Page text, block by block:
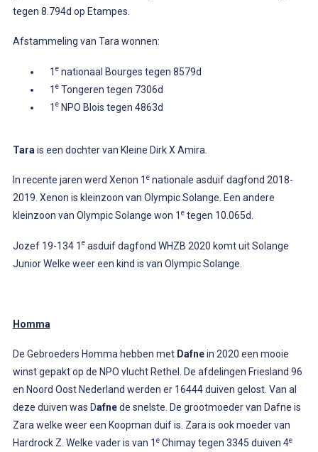
tegen 8.794d op Etampes.
Afstammeling van Tara wonnen:
1 enationaal Bourges tegen 8579d
1 eTongeren tegen 7306d
1 eNPO Blois tegen 4863d
Tara is een dochter van Kleine Dirk X Amira.
In recente jaren werd Xenon 1 enationale asduif dagfond 2018-
2019. Xenon is kleinzoon van Olympic Solange. Een andere
kleinzoon van Olympic Solange won 1 etegen 10.065d.
Jozef 19-134 1 easduif dagfond WHZB 2020 komt uit Solange
Junior Welke weer een kind is van Olympic Solange.
Homma
De Gebroeders Homma hebben met Dafnein 2020 een mooie
winst gepakt op de NPO vlucht Rethel. De afdelingen Friesland 96
en Noord Oost Nederland werden er 16444 duiven gelost. Van al
deze duiven was Dafnede snelste. De grootmoeder van Dafne is
Zara welke weer een Koopman duif is. Zara is ook moeder van
Hardrock Z. Welke vader is van 1 eChimay tegen 3345 duiven 4e